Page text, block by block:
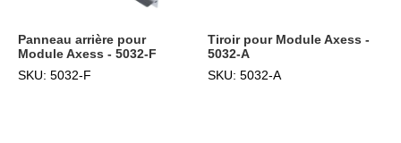
Panneau arrière pour
Module Axess - 5032-F
SKU: 5032-F
Tiroir pour Module Axess -
5032-A
SKU: 5032-A